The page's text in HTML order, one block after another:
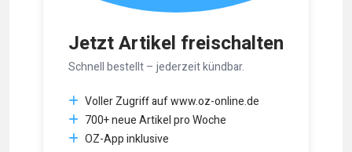
Jetzt Artikel freischalten
Schnell bestellt – jederzeit kündbar.
Voller Zugriff auf www.oz-online.de
700+ neue Artikel pro Woche
OZ-App inklusive